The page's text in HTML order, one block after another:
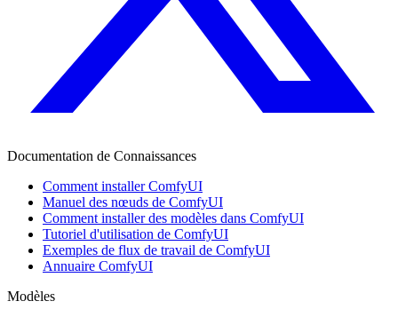
Documentation de Connaissances
Comment installer ComfyUI
Manuel des nœuds de ComfyUI
Comment installer des modèles dans ComfyUI
Tutoriel d'utilisation de ComfyUI
Exemples de flux de travail de ComfyUI
Annuaire ComfyUI
Modèles